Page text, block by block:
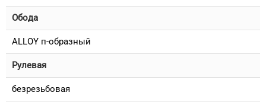
Обода
ALLOY п-образный
Рулевая
безрезьбовая